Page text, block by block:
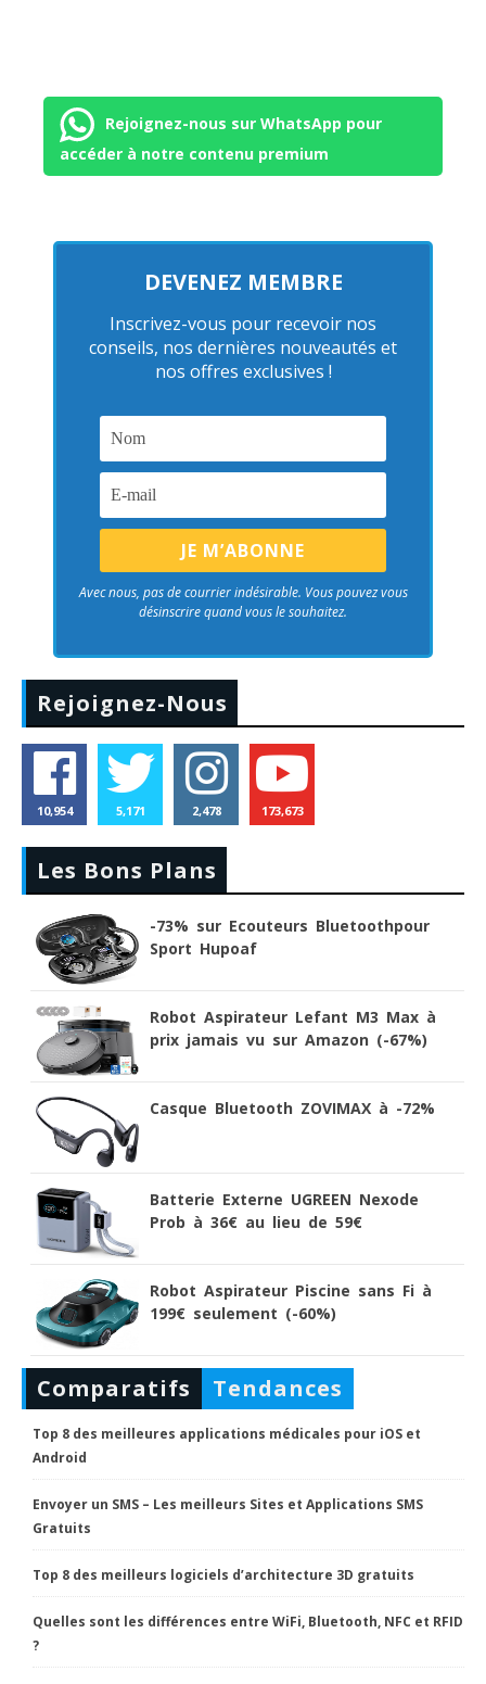
Rejoignez-nous sur WhatsApp pour
accéder à notre contenu premium
DEVENEZ MEMBRE
Inscrivez-vous pour recevoir nos
conseils, nos dernières nouveautés et
nos offres exclusives !
Avec nous, pas de courrier indésirable. Vous pouvez vous
désinscrire quand vous le souhaitez.
Rejoignez-Nous
10,954 5,171 2,478 173,673
Les Bons Plans
-73% sur Ecouteurs Bluetoothpour
Sport Hupoaf
Robot Aspirateur Lefant M3 Max à
prix jamais vu sur Amazon (-67%)
Casque Bluetooth ZOVIMAX à -72%
Batterie Externe UGREEN Nexode
Prob à 36€ au lieu de 59€
Robot Aspirateur Piscine sans Fi à
199€ seulement (-60%)
Comparatifs Tendances
Top 8 des meilleures applications médicales pour iOS et
Android
Envoyer un SMS – Les meilleurs Sites et Applications SMS
Gratuits
Top 8 des meilleurs logiciels d’architecture 3D gratuits
Quelles sont les différences entre WiFi, Bluetooth, NFC et RFID
?